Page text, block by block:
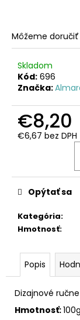
Môžeme doručiť
Skladom
Kód: 696
Značka:
€8,20
€6,67 bez DPH
Kategória:
Hmotnosť:
Opýtať sa
Popis
Dizajnové
Hmotnosť:100g
ú
č
a
m
e